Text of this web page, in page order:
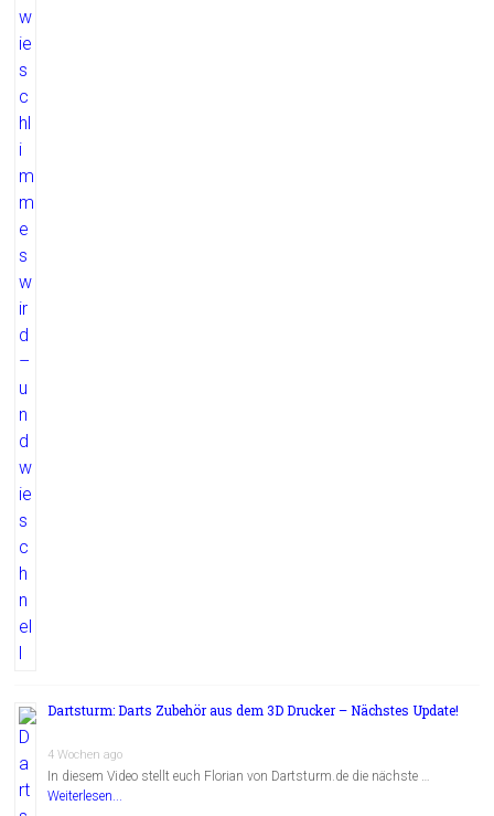
Dartsturm: Darts Zubehör aus dem 3D Drucker – Nächstes Update!
4 Wochen ago
In diesem Video stellt euch Florian von Dartsturm.de die nächste …
Weiterlesen...